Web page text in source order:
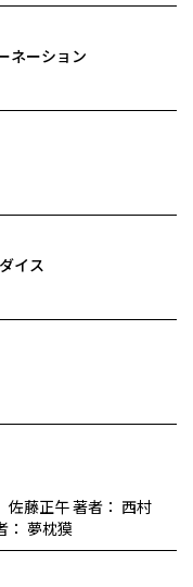
ネーション
イス
佐藤正午著者： 西村
： 夢枕獏